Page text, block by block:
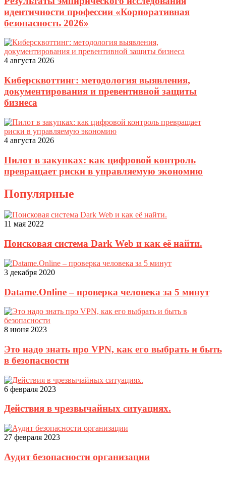
идентичности профессии «Корпоративная
безопасность 2026»
4 августа 2026
Киберсквоттинг: методология выявления,
документирования и превентивной защиты
бизнеса
4 августа 2026
Пилот в закупках: как цифровой контроль
превращает риски в управляемую экономию
Популярные
11 мая 2022
Поисковая система Dark Web и как её найти.
3 декабря 2020
Datame.Online – проверка человека за 5 минут
8 июня 2023
Это надо знать про VPN, как его выбрать и быть
в безопасности
6 февраля 2023
Действия в чрезвычайных ситуациях.
27 февраля 2023
Аудит безопасности организации